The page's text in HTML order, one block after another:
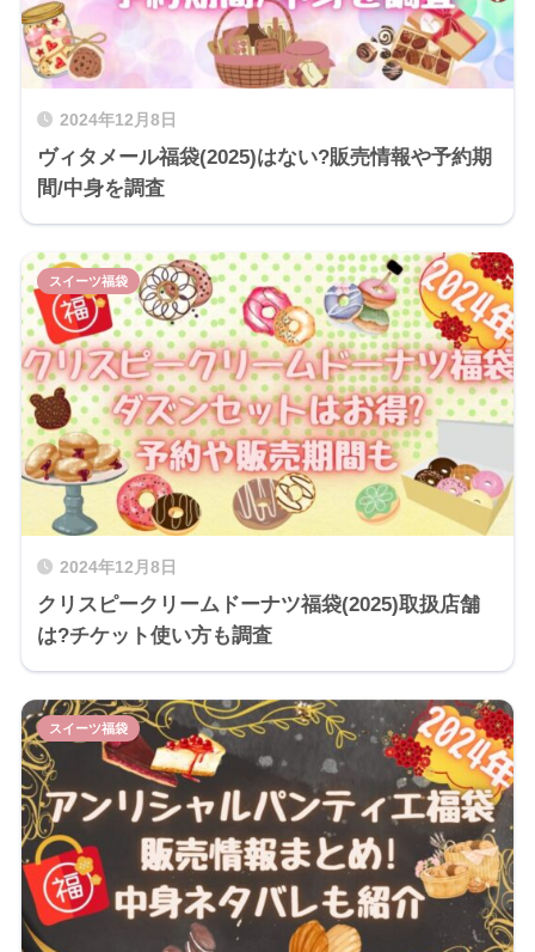
2024年12月8日
ヴィタメール福袋(2025)はない?販売情報や予約期
間/中身を調査
2024年12月8日
クリスピークリームドーナツ福袋(2025)取扱店舗
は?チケット使い方も調査
スイーツ福袋
スイーツ福袋